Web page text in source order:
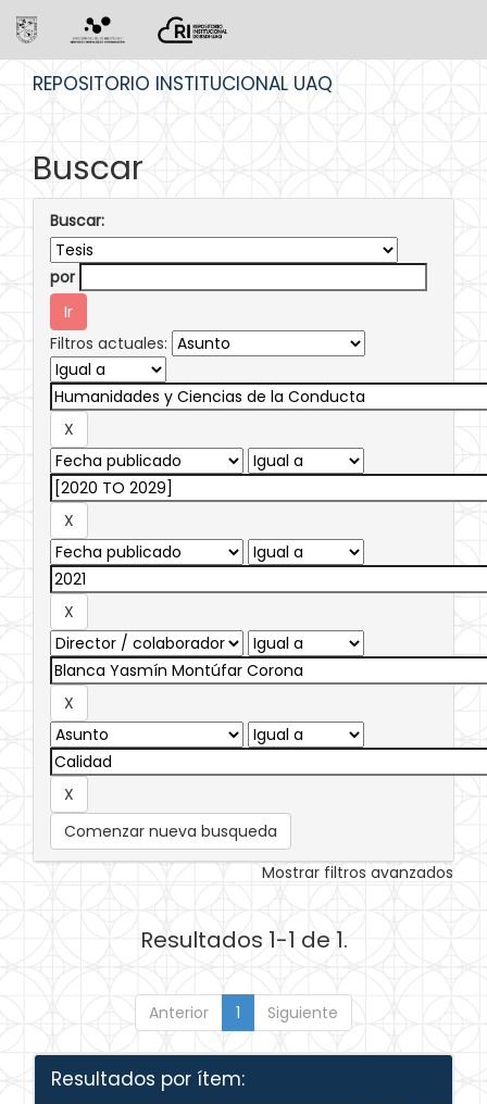
REPOSITORIO INSTITUCIONAL UAQ
Buscar
Buscar:
por
Filtros actuales:
Comenzar nueva busqueda
Mostrar filtros avanzados
Resultados 1-1 de 1.
Anterior 1 Siguiente
Resultados por ítem: